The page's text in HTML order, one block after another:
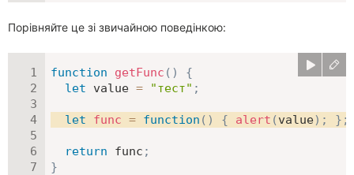
Порівняйте це зі звичайною поведінкою:
function getFunc ( )
{
let value = "тест" ;
let func = function ( ) { alert (value) ; } ;
return func ;
}